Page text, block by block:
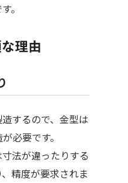
。
理由
するので、金型は
必要です。
法が違ったりする
精度が要求されま